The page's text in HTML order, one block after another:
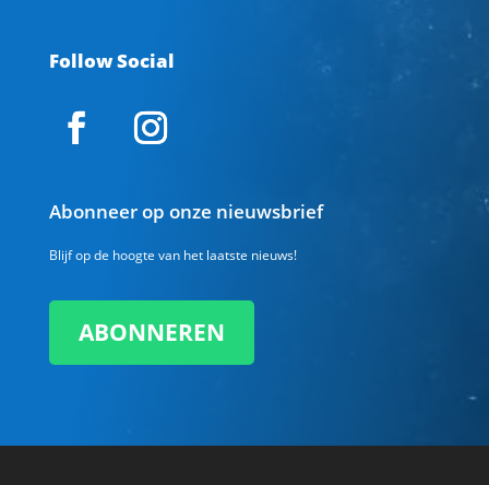
Follow Social
Abonneer op onze nieuwsbrief
Blijf op de hoogte van het laatste nieuws!
ABONNEREN